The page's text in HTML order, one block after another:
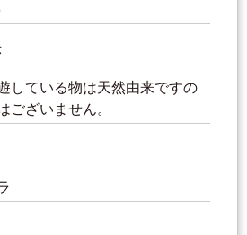
している物は天然由来ですの
ございません。